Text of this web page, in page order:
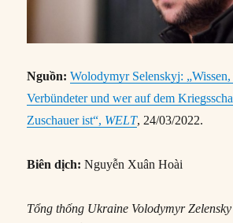
Nguồn:Wolodymyr Selenskyj:
Verbündeter und wer auf dem
Zuschauer ist“, WELT, 24/03/2022.
Biên dịch:Nguyễn Xuân Hoài
Tổng thống Ukraine Volodymyr